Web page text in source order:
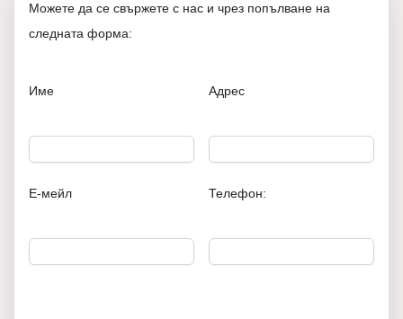
Можете да се свържете с нас и чрез попълване на
следната форма:
Име
Е-мейл
Адрес
Телефон: